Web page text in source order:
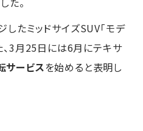
したミッドサイズSUV「モデ
、3月25日には6月にテキサ
サービスを始めると表明し